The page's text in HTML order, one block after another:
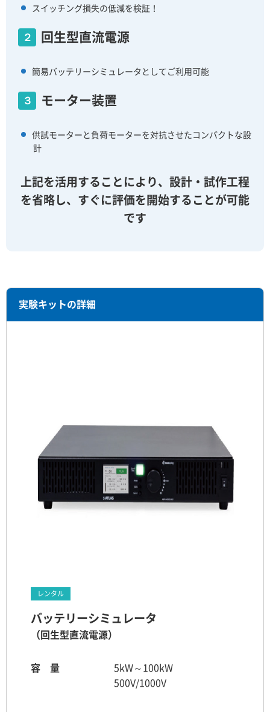
スイッチング損失の低減を検証！
２ 回生型直流電源
簡易バッテリーシミュレータとしてご利用可能
３ モーター装置
供試モーターと負荷モーターを対抗させたコンパクトな設
計
上記を活用することにより、設計・試作工程
を省略し、すぐに評価を開始することが可能
です
実験キットの詳細
レンタル
バッテリーシミュレータ
（回生型直流電源）
容 量
5kW～100kW
500V/1000V